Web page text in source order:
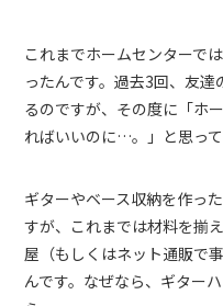
これまでホームセンターで
ったんです。過去3回、友
るのですが、その度に「ホ
ればいいのに…。」と思って
ギターやベース収納を作っ
すが、これまでは材料を揃
屋（もしくはネット通販で
んです。なぜなら、ギター